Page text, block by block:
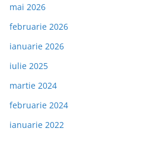
mai 2026
februarie 2026
ianuarie 2026
iulie 2025
martie 2024
februarie 2024
ianuarie 2022